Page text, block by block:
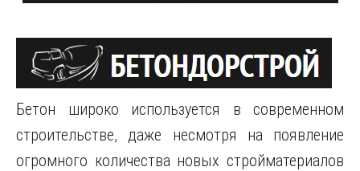
Бетон широко используется в современном
строительстве, даже несмотря на появление
огромного количества новых стройматериалов